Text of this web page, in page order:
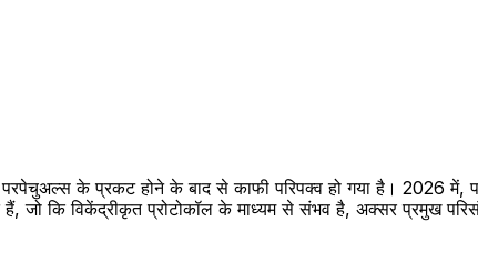
के प्रकट होने के बाद से काफी परिपक्व हो गया है। 2026 में,
जो कि विकेंद्रीकृत प्रोटोकॉल के माध्यम से संभव है, अक्सर प्रमुख